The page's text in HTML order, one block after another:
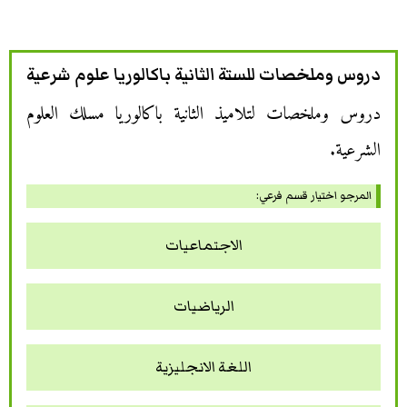
دروس وملخصات للستة الثانية باكالوريا علوم شرعية
دروس وملخصات لتلاميذ الثانية باكالوريا مسلك العلوم
الشرعية.
المرجو اختيار قسم فرعي:
الاجتماعيات
الرياضيات
اللغة الانجليزية‏